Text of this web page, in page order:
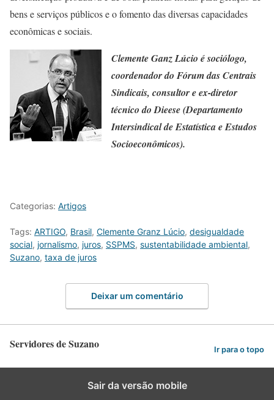
bens e serviços públicos e o fomento das diversas capacidades
econômicas e sociais.
Clemente Ganz Lúcio é sociólogo,
coordenador do Fórum das Centrais
Sindicais, consultor e ex-diretor
técnico do Dieese (Departamento
Intersindical de Estatística e Estudos
Socioeconômicos).
Categorias: Artigos
Tags: ARTIGO, Brasil, Clemente Granz Lúcio, desigualdade
social, jornalismo, juros, SSPMS, sustentabilidade ambiental,
Suzano, taxa de juros
Deixar um comentário
Servidores de Suzano Ir para o topo
Sair da versão mobile